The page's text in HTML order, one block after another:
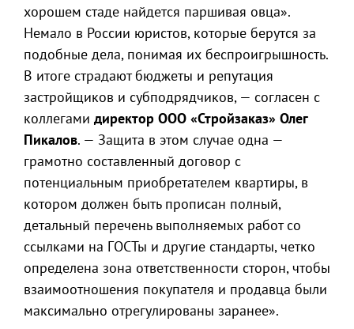
хорошем стаде найдется паршивая овца».
Немало в России юристов, которые берутся за
подобные дела, понимая их беспроигрышность.
В итоге страдают бюджеты и репутация
застройщиков и субподрядчиков, — согласен с
коллегами директор ООО «Стройзаказ» Олег
Пикалов. — Защита в этом случае одна —
грамотно составленный договор с
потенциальным приобретателем квартиры, в
котором должен быть прописан полный,
детальный перечень выполняемых работ со
ссылками на ГОСТы и другие стандарты, четко
определена зона ответственности сторон, чтобы
взаимоотношения покупателя и продавца были
максимально отрегулированы заранее».